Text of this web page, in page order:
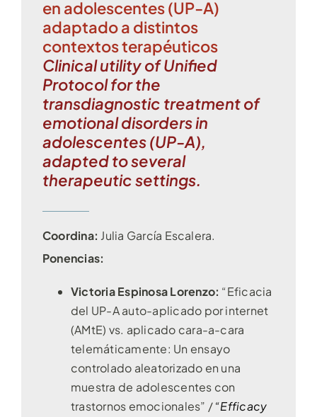
en adolescentes (UP-A)
adaptado a distintos
contextos terapéuticos
Clinical utility of Unified
Protocol for the
transdiagnostic treatment of
emotional disorders in
adolescentes (UP-A),
adapted to several
therapeutic settings.
Coordina: Julia García Escalera.
Ponencias:
Victoria Espinosa Lorenzo: “Eficacia
del UP-A auto-aplicado por internet
(AMtE) vs. aplicado cara-a-cara
telemáticamente: Un ensayo
controlado aleatorizado en una
muestra de adolescentes con
trastornos emocionales” /“Efficacy